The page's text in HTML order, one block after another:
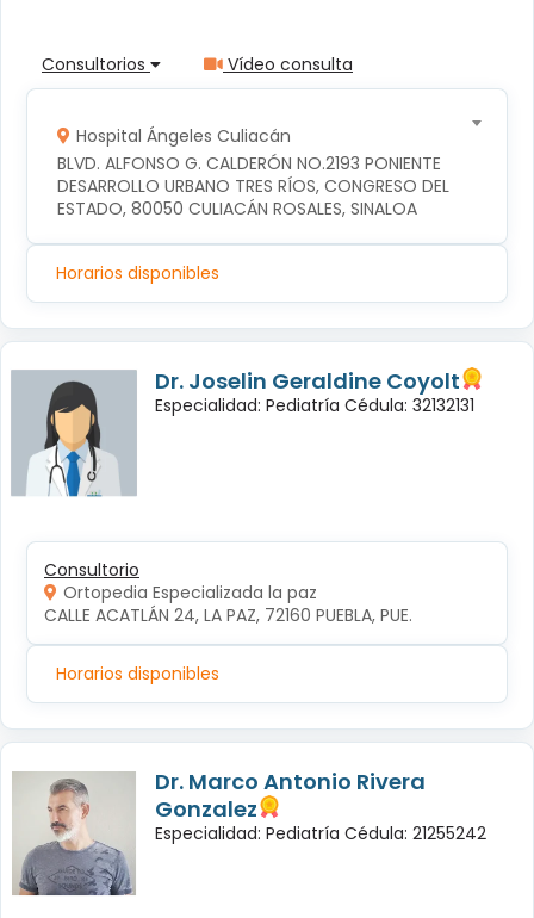
Consultorios Vídeo consulta
Hospital Ángeles Culiacán
BLVD. ALFONSO G. CALDERÓN NO.2193 PONIENTE
DESARROLLO URBANO TRES RÍOS, CONGRESO DEL
ESTADO, 80050 CULIACÁN ROSALES, SINALOA
Horarios disponibles
Dr. Joselin Geraldine Coyolt
Especialidad: Pediatría Cédula: 32132131
Consultorio
Ortopedia Especializada la paz
CALLE ACATLÁN 24, LA PAZ, 72160 PUEBLA, PUE.
Horarios disponibles
Dr. Marco Antonio Rivera
Gonzalez
Especialidad: Pediatría Cédula: 21255242